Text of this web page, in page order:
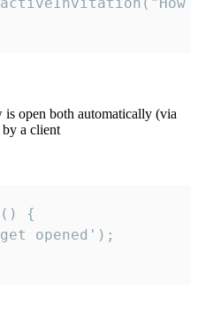
open both automatically (via
a client
{
opened');